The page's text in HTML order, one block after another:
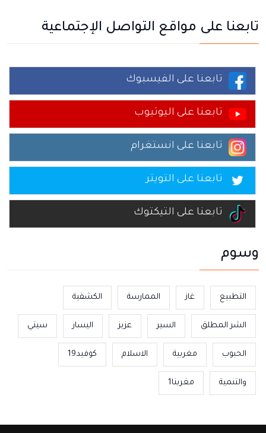
تابعنا على مواقع التواصل الإجتماعية
تابعنا على الفيسبوك
تابعنا على اليوتيوب
تابعنا على انستغرام
تابعنا على التويتر
تابعنا على التيكتوك
وسوم
التطبيع غاز الممارسة الكشفية
الشر المطلق السير عزيز اليسار سيتي
الحبوب مغربية الاسلام كوفيد19
والتنمية مغربنا1